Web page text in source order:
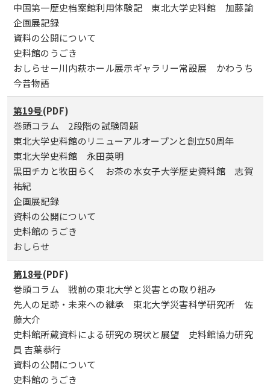
中国第一歴史档案館利用体験記 東北大学史料館 加藤諭
企画展記録
資料の公開について
史料館のうごき
おしらせ－川内萩ホール展示ギャラリー常設展 かわうち
今昔物語
第19号(PDF)
巻頭コラム 2段階の試験問題
東北大学史料館のリニューアルオープンと創立50周年
東北大学史料館 永田英明
黒田チカと牧田らく お茶の水女子大学歴史資料館 志賀
祐紀
企画展記録
資料の公開について
史料館のうごき
おしらせ
第18号(PDF)
巻頭コラム 戦前の東北大学と災害との取り組み
先人の足跡・未来への継承 東北大学災害科学研究所 佐
藤大介
史料館所蔵資料による研究の現状と展望 史料館協力研究
員 吉葉恭行
資料の公開について
史料館のうごき